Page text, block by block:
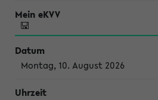
Montag, 10. August 2026